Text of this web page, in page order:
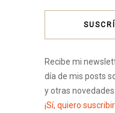
Recibe mi
día de mis posts
y otras novedades.
¡Sí, quiero